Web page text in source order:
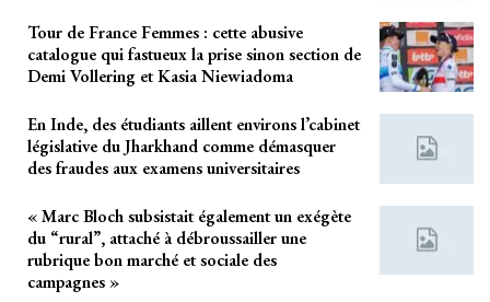
Tour de France Femmes : cette abusive
catalogue qui fastueux la prise sinon section de
Demi Vollering et Kasia Niewiadoma
En Inde, des étudiants aillent environs l’cabinet
législative du Jharkhand comme démasquer
des fraudes aux examens universitaires
« Marc Bloch subsistait également un exégète
du “rural”, attaché à débroussailler une
rubrique bon marché et sociale des
campagnes »